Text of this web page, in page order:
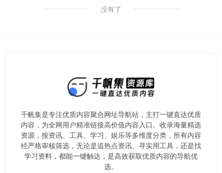
没有了
千帆集是专注优质内容聚合网址导航站，主打一键直达优质
内容，为全网用户精准链接高价值内容入口。​收录海量精选
资源，按资讯、工具、学习、娱乐等多维度分类，所有内容
经严格审核筛选，无论是追热点资讯、寻实用工具，还是找
学习资料，都能一键触达，是高效获取优质内容的导航优
选。